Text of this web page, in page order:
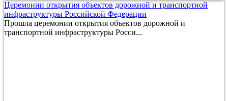
Церемонии открытия объектов дорожной и транспортной
инфраструктуры Российской Федерации
Прошла церемонии открытия объектов дорожной и
транспортной инфраструктуры Росси...